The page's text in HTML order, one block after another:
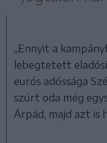
„Ennyit a
lebegtetett
eurós adóssága
szúrt oda még
Árpád, majd azt is